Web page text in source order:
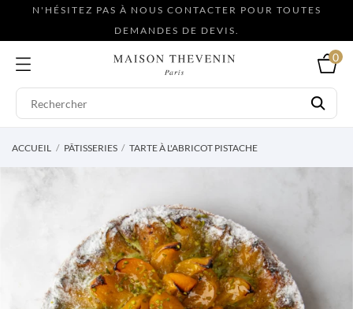
N'HÉSITEZ PAS À NOUS CONTACTER POUR TOUTES
DEMANDES DE DEVIS.
0
ACCUEIL PÂTISSERIES TARTE À L'ABRICOT PISTACHE